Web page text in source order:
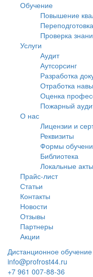
Обучение
Повышение
Переподготовка
Проверка
Услуги
Аудит
Аутсорсинг
Разработка
Отработка
Оценка
Пожарный
О нас
Лицензии и
Реквизиты
Формы
Библиотека
Локальные акты
Прайс-лист
Статьи
Контакты
Новости
Отзывы
Партнеры
Акции
Дистанционное обучение
info@profrost44.ru
+7 961 007-88-36